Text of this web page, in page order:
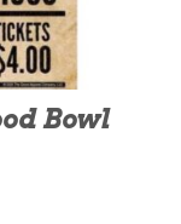
Bowl